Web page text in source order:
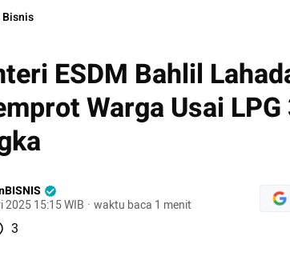
Bisnis
ESDM Bahlil
Warga Usai
2025 15:15 WIB · waktu baca 1 menit
3